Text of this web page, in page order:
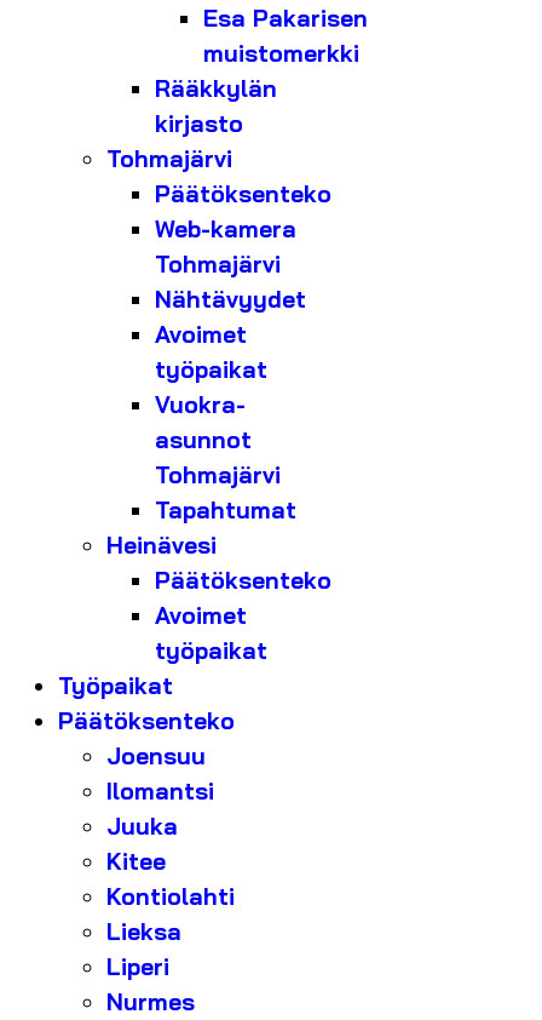
Esa Pakarisen
muistomerkki
Rääkkylän
kirjasto
Tohmajärvi
Päätöksenteko
Web-kamera
Tohmajärvi
Nähtävyydet
Avoimet
työpaikat
Vuokra-
asunnot
Tohmajärvi
Tapahtumat
Heinävesi
Päätöksenteko
Avoimet
työpaikat
Työpaikat
Päätöksenteko
Joensuu
Ilomantsi
Juuka
Kitee
Kontiolahti
Lieksa
Liperi
Nurmes